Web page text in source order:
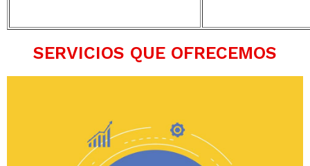
SERVICIOS QUE OFRECEMOS